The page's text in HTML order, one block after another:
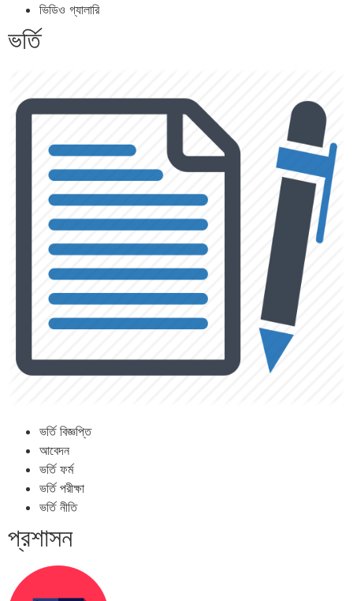
ভিডিও গ্যালারি
ভর্তি
ভর্তি বিজ্ঞপ্তি
আবেদন
ভর্তি ফর্ম
ভর্তি পরীক্ষা
ভর্তি নীতি
প্রশাসন